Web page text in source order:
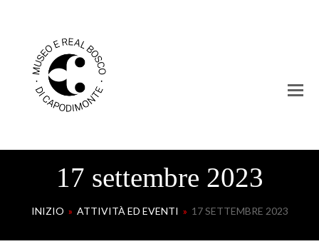
17 settembre 2023
INIZIO » ATTIVITÀ ED EVENTI » 17 SETTEMBRE 2023